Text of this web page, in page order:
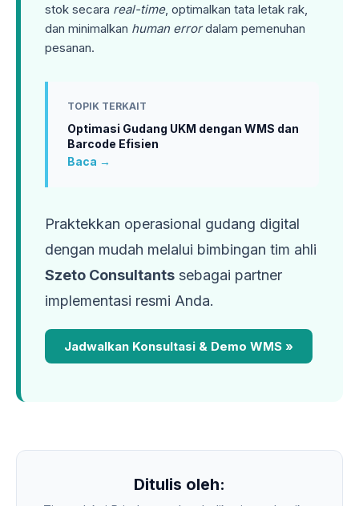
stok secara real-time, optimalkan tata letak rak,
dan minimalkan human errordalam pemenuhan
pesanan.
TOPIK TERKAIT
Optimasi Gudang UKM dengan WMS dan
Barcode Efisien
Baca →
Praktekkan operasional gudang digital
dengan mudah melalui bimbingan tim ahli
Szeto Consultants sebagai partner
implementasi resmi Anda.
Jadwalkan Konsultasi & Demo WMS »
Ditulis oleh: